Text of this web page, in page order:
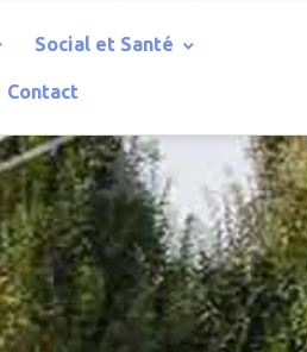
Social et Santé
Contact